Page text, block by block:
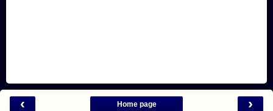
‹ ›
Home page